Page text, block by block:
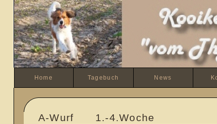
Home Tagebuch News
A-Wurf 1.-4.Woche